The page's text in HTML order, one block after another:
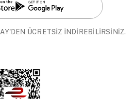
ÜCRETSİZ İNDİREBİLİRSİNİZ.